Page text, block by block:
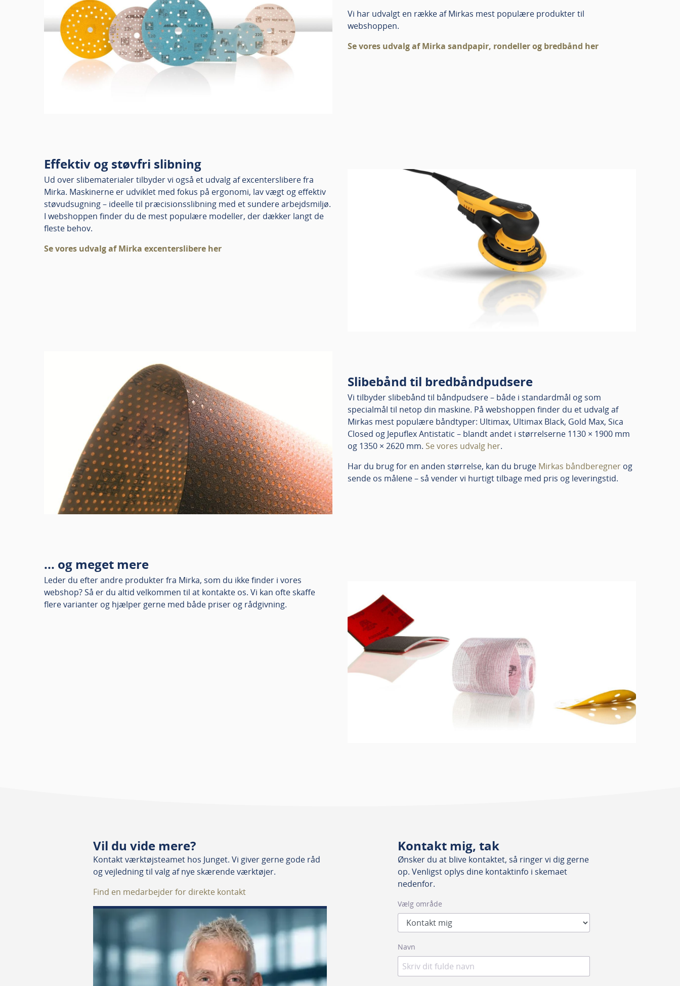
Effektiv og støvfri slibning
Ud over slibematerialer tilbyder vi også et udvalg af excenterslibere fra
Mirka. Maskinerne er udviklet med fokus på ergonomi, lav vægt og effektiv
støvudsugning – ideelle til præcisionsslibning med et sundere arbejdsmiljø.
I webshoppen finder du de mest populære modeller, der dækker langt de
fleste behov.
Se vores udvalg af Mirka excenterslibere her
... og meget mere
Leder du efter andre produkter fra Mirka, som du ikke finder i vores
webshop? Så er du altid velkommen til at kontakte os. Vi kan ofte skaffe
flere varianter og hjælper gerne med både priser og rådgivning.
Vi har udvalgt en række af Mirkas mest populære produkter til
webshoppen.
Se vores udvalg af Mirka sandpapir, rondeller og bredbånd her
Slibebånd til bredbåndpudsere
Vi tilbyder slibebånd til båndpudsere – både i standardmål og som
specialmål til netop din maskine. På webshoppen finder du et udvalg af
Mirkas mest populære båndtyper: Ultimax, Ultimax Black, Gold Max, Sica
Closed og Jepuflex Antistatic – blandt andet i størrelserne 1130 × 1900 mm
og 1350 × 2620 mm. Se vores udvalg her.
Har du brug for en anden størrelse, kan du bruge Mirkas båndberegner og
sende os målene – så vender vi hurtigt tilbage med pris og leveringstid.
Vil du vide mere?
Kontakt værktøjsteamet hos Junget. Vi giver gerne gode råd
og vejledning til valg af nye skærende værktøjer.
Find en medarbejder for direkte kontakt
Kontakt mig, tak
Ønsker du at blive kontaktet, så ringer vi dig gerne
op. Venligst oplys dine kontaktinfo i skemaet
nedenfor.
Vælg område
Navn